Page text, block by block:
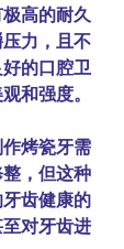
极高的耐久
力，且不
的口腔卫
和强度。
作烤瓷牙需
，但这种
齿健康的
对牙齿进